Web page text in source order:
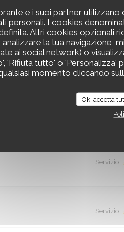
e i suoi partner
personali. I cookies
Altri cookies opzionali
analizzare la tua navigazione,
ai social network) o
'Rifiuta tutto' o 'Personalizza'
momento cliccando
Ok, accetta
Le cadre est magnifique et
(même si la qualité est
Servizio :
chaleureux. Une cuisine de
Servizio:
Servizio: